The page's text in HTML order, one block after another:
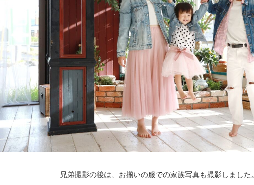
兄弟撮影の後は、お揃いの服での家族写真も撮影しました。